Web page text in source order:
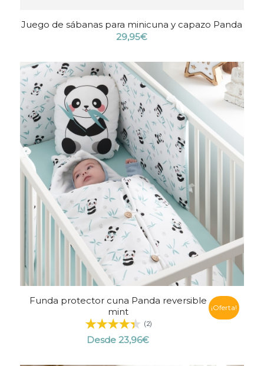
Juego de sábanas para minicuna y capazo Panda
29,95€
Funda protector cuna Panda reversible
mint
(2)
Desde 23,96€
¡Oferta!